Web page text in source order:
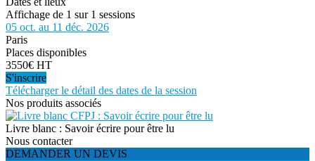
Affichage de 1 sur 1 sessions
05 oct. au 11 déc. 2026
Paris
Places disponibles
3550€ HT
S'inscrire
Télécharger le détail des dates de la session
Nos produits associés
Livre blanc : Savoir écrire pour être lu
Nous contacter
DEMANDER UN DEVIS